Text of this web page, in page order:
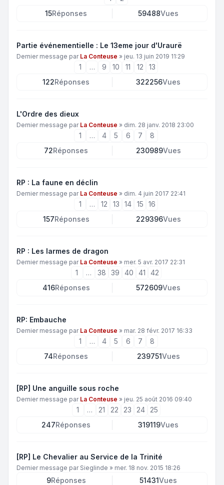
15Réponses 59488Vues
Partie événementielle : Le 13eme jour d'Uraurë
Dernier message par La Conteuse » jeu. 13 juin 2019 11:29
1 … 9 10 11 12
13
122Réponses 322256Vues
L'Ordre des dieux
Dernier message par La Conteuse » dim. 28 janv. 2018 23:00
1 … 4 5 6 7
8
72Réponses 230989Vues
RP : La faune en déclin
Dernier message par La Conteuse » dim. 4 juin 2017 22:41
1 … 12 13 14 15
16
157Réponses 229396Vues
RP : Les larmes de dragon
Dernier message par La Conteuse » mer. 5 avr. 2017 22:31
1 … 38 39 40 41
42
416Réponses 572609Vues
RP: Embauche
Dernier message par La Conteuse » mar. 28 févr. 2017 16:33
1 … 4 5 6 7
8
74Réponses 239751Vues
[RP] Une anguille sous roche
Dernier message par La Conteuse » jeu. 25 août 2016 09:40
1 … 21 22 23 24
25
247Réponses 319119Vues
[RP] Le Chevalier au Service de la Trinité
Dernier message par Sieglinde » mer. 18 nov. 2015 18:26
9Réponses 51431Vues